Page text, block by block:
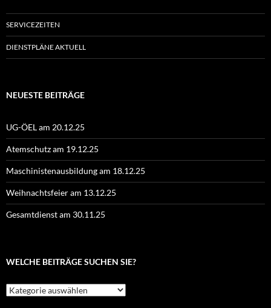
SERVICEZEITEN
DIENSTPLÄNE AKTUELL
NEUESTE BEITRÄGE
UG-ÖEL am 20.12.25
Atemschutz am 19.12.25
Maschinistenausbildung am 18.12.25
Weihnachtsfeier am 13.12.25
Gesamtdienst am 30.11.25
WELCHE BEITRÄGE SUCHEN SIE?
Welche
Beiträge